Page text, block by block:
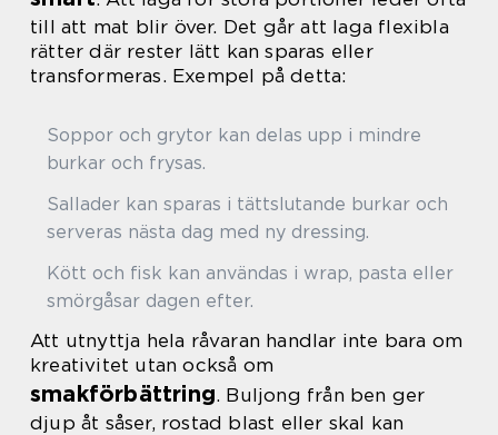
till att mat blir över. Det går att laga flexibla
rätter där rester lätt kan sparas eller
transformeras. Exempel på detta:
Soppor och grytor kan delas upp i mindre
burkar och frysas.
Sallader kan sparas i tättslutande burkar och
serveras nästa dag med ny dressing.
Kött och fisk kan användas i wrap, pasta eller
smörgåsar dagen efter.
Att utnyttja hela råvaran handlar inte bara om
kreativitet utan också om
smakförbättring. Buljong från ben ger
djup åt såser, rostad blast eller skal kan